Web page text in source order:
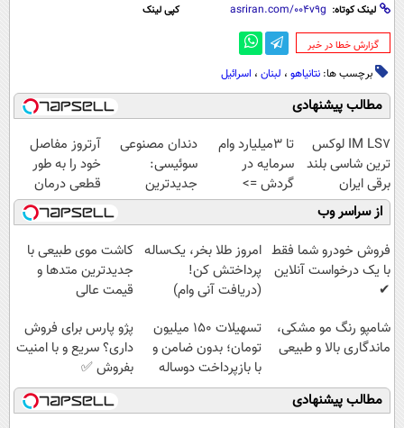
لینک کوتاه: کپی لینک
‌گزارش خطا در خبر
برچسب ها: نتانیاهو ، لبنان ، اسرائیل
مطالب پیشنهادی
IM LS7 لوکس
ترین شاسی بلند
برقی ایران
تا 3میلیارد وام
سرمایه در
گردش =>
فروشگاهت رو
ثبت کن
دندان مصنوعی
سوئیسی:
جدیدترین
فناوری اروپا،
سبک و مقاوم |
پرداخت قسطی
آرتروز مفاصل
خود را به طور
قطعی درمان
کنید!
◗پرسش‌نامه◖
از سراسر وب
فروش خودرو شما فقط
با یک درخواست آنلاین
✔
امروز طلا بخر، یک‌ساله
پرداختش کن!
(دریافت آنی وام)
کاشت موی طبیعی با
جدیدترین متدها و
قیمت عالی
شامپو رنگ مو مشکی،
ماندگاری بالا و طبیعی
تسهیلات ۱۵۰ میلیون
تومان؛ بدون ضامن و
با بازپرداخت دوساله
پژو پارس برای فروش
داری؟ سریع و با امنیت
بفروش ✅
مطالب پیشنهادی